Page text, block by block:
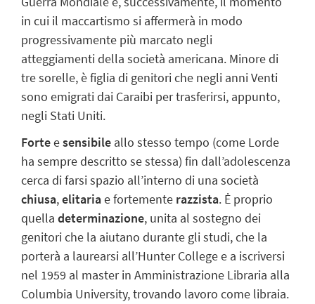
in cui il maccartismo si affermerà in modo
progressivamente più marcato negli
atteggiamentidella società americana. Minore di
tre sorelle, è figlia di genitori che negli anni Venti
sono emigrati dai Caraibi per trasferirsi, appunto,
negli Stati Uniti.
Forteesensibile allo stesso tempo (come Lorde
ha sempre descritto se stessa) fin dall’adolescenza
cerca di farsi spazio all’interno di una società
chiusa,elitariaefortemente razzista. Ė proprio
quella determinazione, unita al sostegno dei
genitori che la aiutano durante gli studi, che la
porterà a laurearsi all’Hunter College e a iscriversi
nel 1959 al master in Amministrazione Libraria alla
Columbia University, trovando lavoro come libraia.